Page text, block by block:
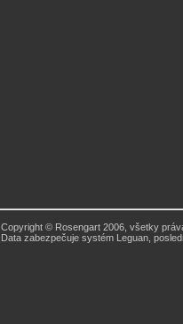
Copyright © Rosengart 2006, všetky
Data zabezpečuje systém Leguan,